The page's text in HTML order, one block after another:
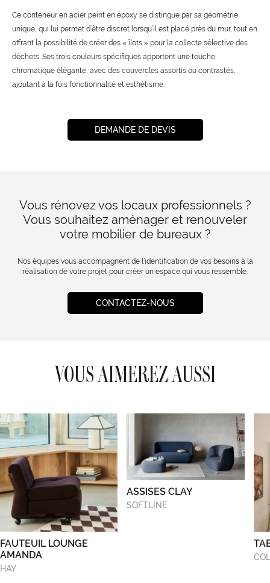
Ce conteneur en acier peint en époxy se distingue par sa géométrie
unique, qui lui permet d’être discret lorsqu’il est placé près du mur, tout en
offrant la possibilité de créer des « îlots » pour la collecte sélective des
déchets. Ses trois couleurs spécifiques apportent une touche
chromatique élégante, avec des couvercles assortis ou contrastés,
ajoutant à la fois fonctionnalité et esthétisme.
DEMANDE DE DEVIS
Vous rénovez vos locaux professionnels ?
Vous souhaitez aménager et renouveler
votre mobilier de bureaux ?
Nos équipes vous accompagnent de l’identification de vos besoins à la
réalisation de votre projet pour créer un espace qui vous ressemble.
CONTACTEZ-NOUS
VOUS AIMEREZ AUSSI
FAUTEUIL LOUNGE
AMANDA
HAY
ASSISES CLAY
SOFTLINE